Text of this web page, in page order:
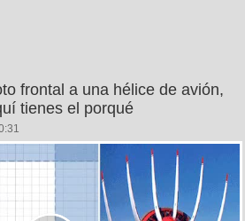
frontal a una hélice de avión,
tienes el porqué